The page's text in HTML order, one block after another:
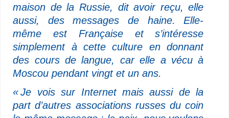
maison de la Russie, dit avoir reçu, elle
aussi, des messages de haine. Elle-
même est Française et s’intéresse
simplement à cette culture en donnant
des cours de langue, car elle a vécu à
Moscou pendant vingt et un ans.
« Je vois sur Internet mais aussi de la
part d’autres associations russes du coin